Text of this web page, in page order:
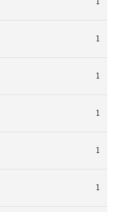
1
1
1
1
1